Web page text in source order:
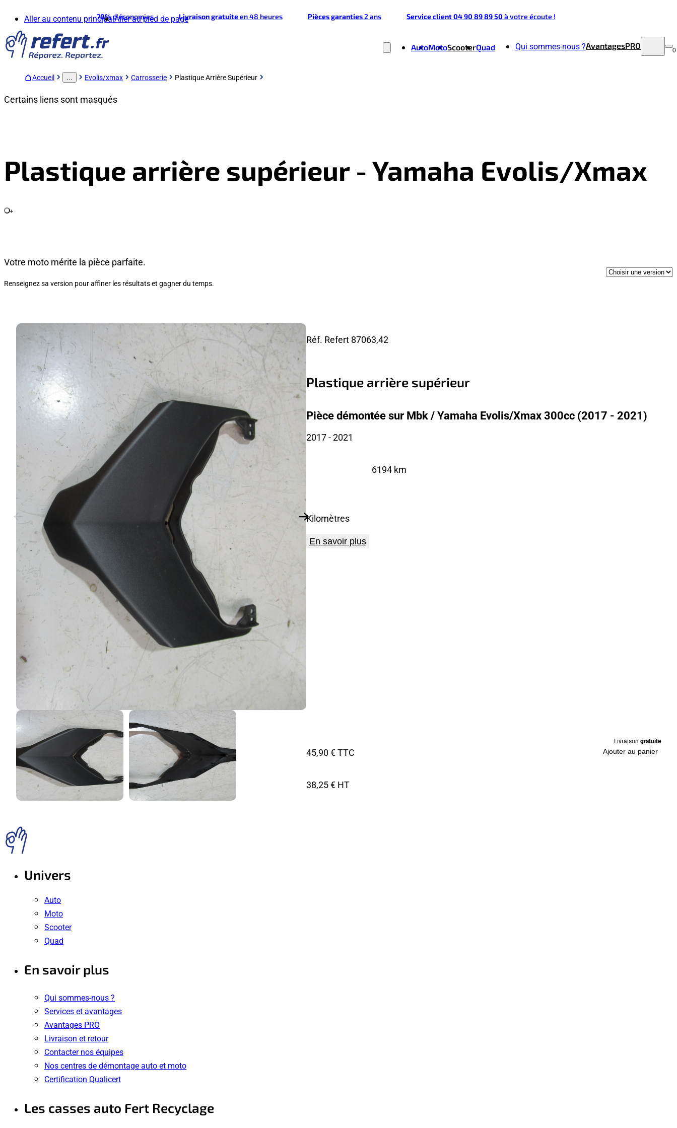
Aller au contenu principalAller au pied de page
70%d'économies Livraison gratuiteen 48 heures Pièces garanties2 ans Service client 04 90 89 89 50à votre écoute !
AutoMotoScooterQuad Qui sommes-nous ?AvantagesPRO 0
Accueil ... Evolis/xmax Carrosserie Plastique Arrière Supérieur
Certains liens sont masqués
Plastique arrière supérieur - Yamaha Evolis/Xmax
+
Votre moto mérite la pièce parfaite.
Renseignez sa version pour affiner les résultats et gagner du temps.
Réf. Refert 87063,42
Plastique arrière supérieur
Pièce démontée sur Mbk / Yamaha Evolis/Xmax 300cc (2017 - 2021)
2017- 2021
Kilomètres
6194 km
En savoir plus
45,90 € TTC
38,25 € HT
Livraison gratuite
Ajouter au panier
Univers
Auto
Moto
Scooter
Quad
En savoir plus
Qui sommes-nous ?
Services et avantages
Avantages PRO
Livraison et retour
Contacter nos équipes
Nos centres de démontage auto et moto
Certification Qualicert
Les casses auto Fert Recyclage